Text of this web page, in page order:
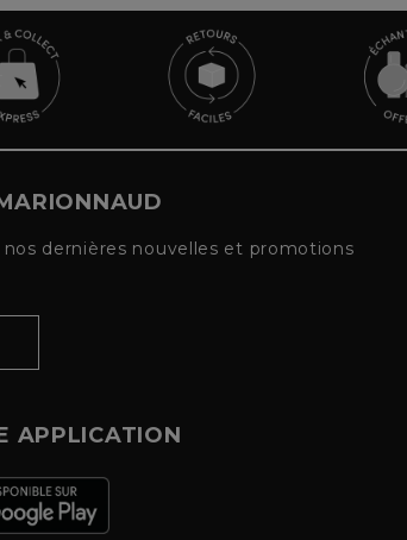
dernières nouvelles et promotions
APPLICATION